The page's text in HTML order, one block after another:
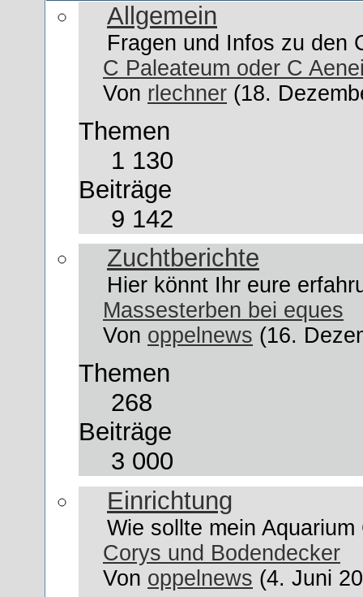
Allgemein
Fragen und Infos zu den
C Paleateum oder C
Von rlechner (18.
Themen
1 130
Beiträge
9 142
Zuchtberichte
Hier könnt Ihr eure
Massesterben bei eques
Von oppelnews (16.
Themen
268
Beiträge
3 000
Einrichtung
Wie sollte mein
Corys und Bodendecker
Von oppelnews (4. Juni